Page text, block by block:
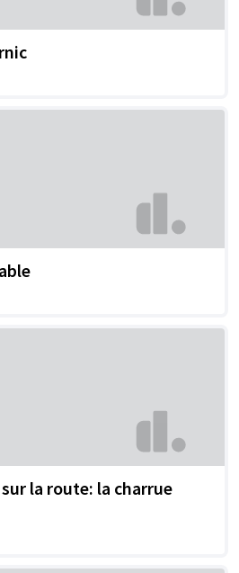
la route: la charrue